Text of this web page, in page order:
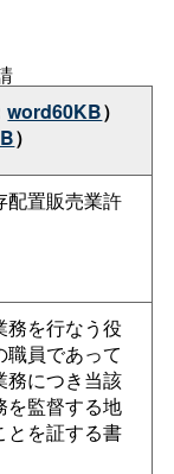
word60KB）
）
配置販売業許
務を行なう役
職員であって
務につき当該
を監督する地
とを証する書